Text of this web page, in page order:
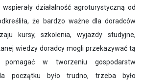
działalność agroturystyczną od
że bardzo ważne dla doradców
kursy, szkolenia, wyjazdy studyjne,
wiedzy doradcy mogli przekazywać tą
w tworzeniu gospodarstw
początku było trudno, trzeba było